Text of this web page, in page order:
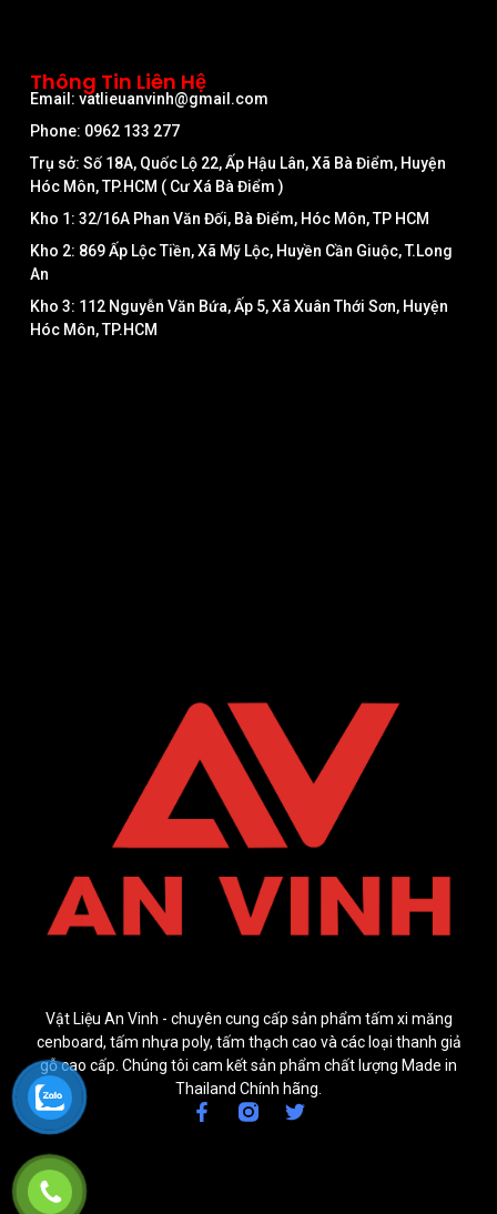
Vật Liệu An Vinh - chuyên cung cấp sản phẩm tấm xi măng
cenboard, tấm nhựa poly, tấm thạch cao và các loại thanh giả
gỗ cao cấp. Chúng tôi cam kết sản phẩm chất lượng Made in
Thailand Chính hãng.
Thông Tin Liên Hệ
Email: vatlieuanvinh@gmail.com
Phone: 0962 133 277
Trụ sở: Số 18A, Quốc Lộ 22, Ấp Hậu Lân, Xã Bà Điểm, Huyện
Hóc Môn, TP.HCM ( Cư Xá Bà Điểm )
Kho 1: 32/16A Phan Văn Đối, Bà Điểm, Hóc Môn, TP HCM
Kho 2: 869 Ấp Lộc Tiền, Xã Mỹ Lộc, Huyền Cần Giuộc, T.Long
An
Kho 3: 112 Nguyễn Văn Bứa, Ấp 5, Xã Xuân Thới Sơn, Huyện
Hóc Môn, TP.HCM